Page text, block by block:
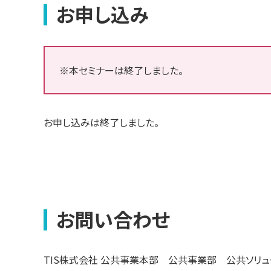
お申し込み
※本セミナーは終了しました。
お申し込みは終了しました。
お問い合わせ
TIS株式会社 公共事業本部 公共事業部 公共ソリュ